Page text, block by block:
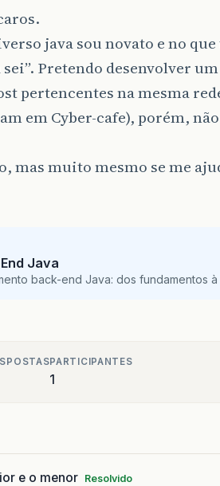
java sou novato e no
sei”. Pretendo desenvolver
pertencentes na mesma
em Cyber-cafe), porém,
mas muito mesmo se me
Java
back-end Java: dos fundamentos à
PARTICIPANTES
1
e o menor Resolvido